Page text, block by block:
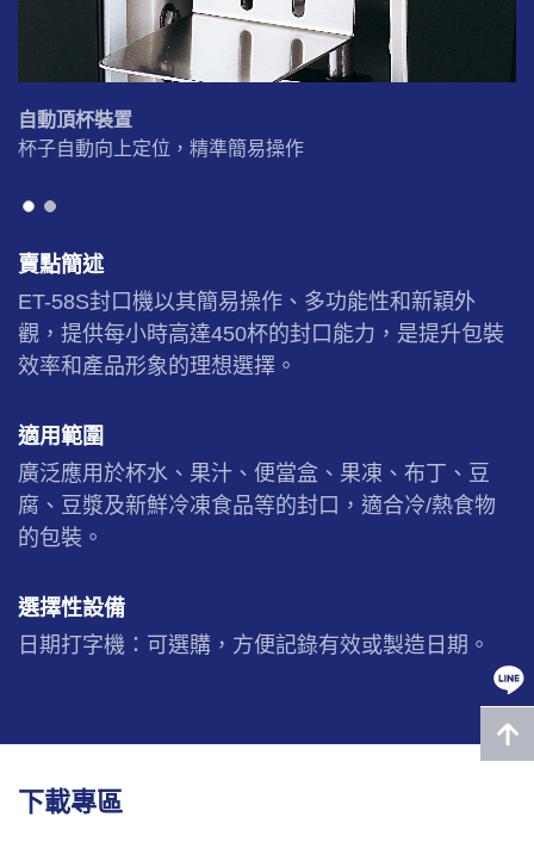
自動頂杯裝置
杯子自動向上定位，精準簡易操作
賣點簡述
ET-58S封口機以其簡易操作、多功能性和新穎外
觀，提供每小時高達450杯的封口能力，是提升包裝
效率和產品形象的理想選擇。
適用範圍
廣泛應用於杯水、果汁、便當盒、果凍、布丁、豆
腐、豆漿及新鮮冷凍食品等的封口，適合冷/熱食物
的包裝。
選擇性設備
日期打字機：可選購，方便記錄有效或製造日期。
下載專區